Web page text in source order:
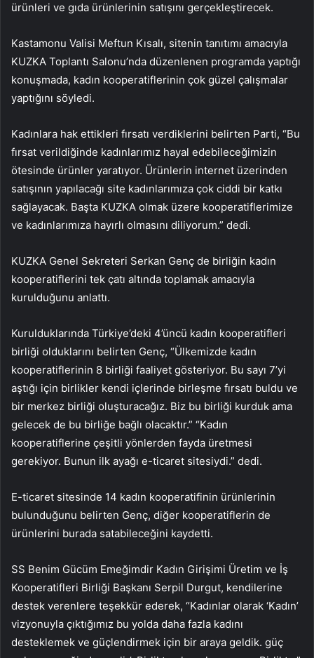
ürünleri ve gıda ürünlerinin satışını gerçekleştirecek.
Kastamonu Valisi Meftun Kısalı, sitenin tanıtımı amacıyla
KUZKA Toplantı Salonu’nda düzenlenen programda yaptığı
konuşmada, kadın kooperatiflerinin çok güzel çalışmalar
yaptığını söyledi.
Kadınlara hak ettikleri fırsatı verdiklerini belirten Parti, “Bu
fırsat verildiğinde kadınlarımız hayal edebileceğimizin
ötesinde ürünler yaratıyor. Ürünlerin internet üzerinden
satışının yapılacağı site kadınlarımıza çok ciddi bir katkı
sağlayacak. Başta KUZKA olmak üzere kooperatiflerimize
ve kadınlarımıza hayırlı olmasını diliyorum.” dedi.
KUZKA Genel Sekreteri Serkan Genç de birliğin kadın
kooperatiflerini tek çatı altında toplamak amacıyla
kurulduğunu anlattı.
Kurulduklarında Türkiye’deki 4’üncü kadın kooperatifleri
birliği olduklarını belirten Genç, “Ülkemizde kadın
kooperatiflerinin 8 birliği faaliyet gösteriyor. Bu sayı 7’yi
aştığı için birlikler kendi içlerinde birleşme fırsatı buldu ve
bir merkez birliği oluşturacağız. Biz bu birliği kurduk ama
gelecek de bu birliğe bağlı olacaktır.” “Kadın
kooperatiflerine çeşitli yönlerden fayda üretmesi
gerekiyor. Bunun ilk ayağı e-ticaret sitesiydi.” dedi.
E-ticaret sitesinde 14 kadın kooperatifinin ürünlerinin
bulunduğunu belirten Genç, diğer kooperatiflerin de
ürünlerini burada satabileceğini kaydetti.
SS Benim Gücüm Emeğimdir Kadın Girişimi Üretim ve İş
Kooperatifleri Birliği Başkanı Serpil Durgut, kendilerine
destek verenlere teşekkür ederek, “Kadınlar olarak ‘Kadın’
vizyonuyla çıktığımız bu yolda daha fazla kadını
desteklemek ve güçlendirmek için bir araya geldik. güç